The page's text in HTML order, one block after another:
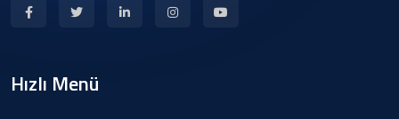
Hızlı Menü